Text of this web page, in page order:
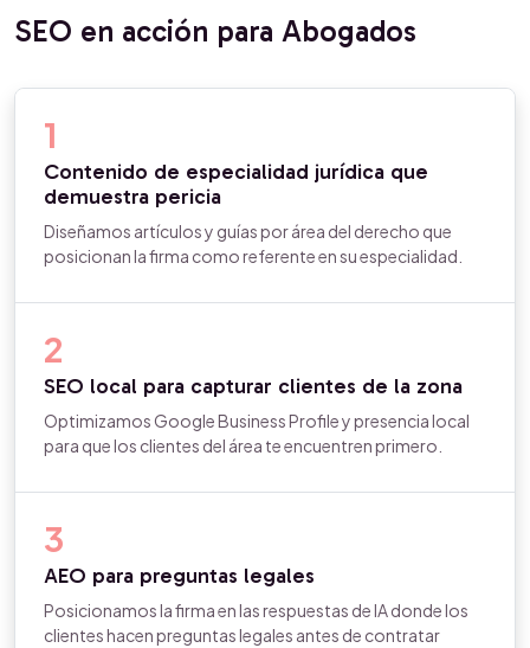
SEO en acción para Abogados
1
Contenido de especialidad jurídica que
demuestra pericia
Diseñamos artículos y guías por área del derecho que
posicionan la firma como referente en su especialidad.
2
SEO local para capturar clientes de la zona
Optimizamos Google Business Profile y presencia local
para que los clientes del área te encuentren primero.
3
AEO para preguntas legales
Posicionamos la firma en las respuestas de IA donde los
clientes hacen preguntas legales antes de contratar